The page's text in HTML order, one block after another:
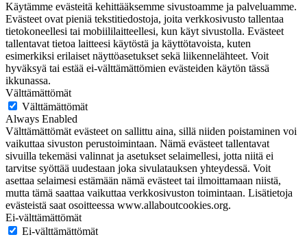
Käytämme evästeitä kehittääksemme sivustoamme ja palveluamme.
Evästeet ovat pieniä tekstitiedostoja, joita verkkosivusto tallentaa
tietokoneellesi tai mobiililaitteellesi, kun käyt sivustolla. Evästeet
tallentavat tietoa laitteesi käytöstä ja käyttötavoista, kuten
esimerkiksi erilaiset näyttöasetukset sekä liikennelähteet. Voit
hyväksyä tai estää ei-välttämättömien evästeiden käytön tässä
ikkunassa.
Välttämättömät
Välttämättömät
Always Enabled
Välttämättömät evästeet on sallittu aina, sillä niiden poistaminen voi
vaikuttaa sivuston perustoimintaan. Nämä evästeet tallentavat
sivuilla tekemäsi valinnat ja asetukset selaimellesi, jotta niitä ei
tarvitse syöttää uudestaan joka sivulatauksen yhteydessä. Voit
asettaa selaimesi estämään nämä evästeet tai ilmoittamaan niistä,
mutta tämä saattaa vaikuttaa verkkosivuston toimintaan. Lisätietoja
evästeistä saat osoitteessa www.allaboutcookies.org.
Ei-välttämättömät
Ei-välttämättömät